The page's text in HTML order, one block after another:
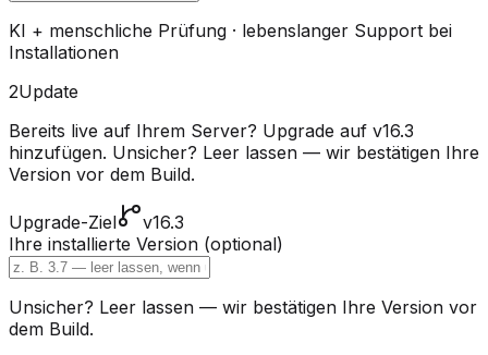
KI + menschliche Prüfung · lebenslanger Support bei
Installationen
2Update
Bereits live auf Ihrem Server? Upgrade auf v16.3
hinzufügen. Unsicher? Leer lassen — wir bestätigen Ihre
Version vor dem Build.
Upgrade-Ziel
v16.3
Ihre installierte Version (optional)
Unsicher? Leer lassen — wir bestätigen Ihre Version vor
dem Build.